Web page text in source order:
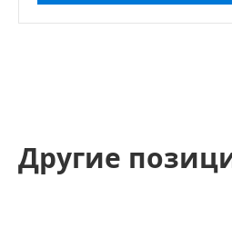
Другие